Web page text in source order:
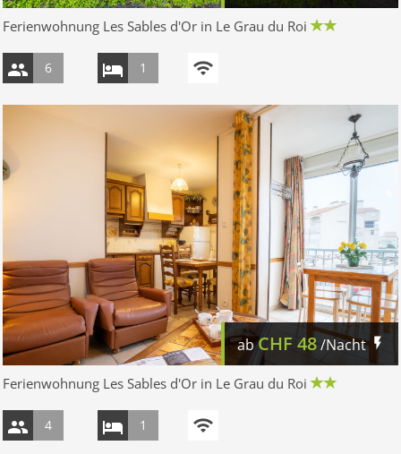
Ferienwohnung Les Sables d'Or in Le Grau du Roi
6 1
abCHF 48/Nacht
Ferienwohnung Les Sables d'Or in Le Grau du Roi
4 1